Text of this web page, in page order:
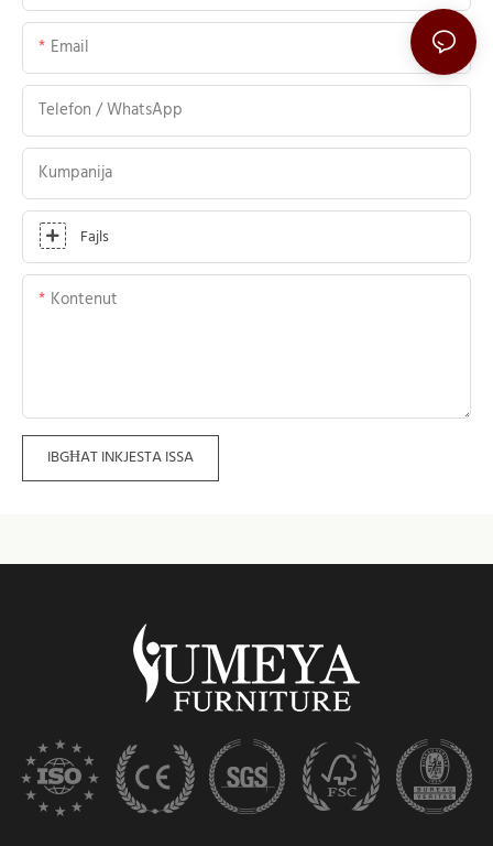
Email
Telefon / WhatsApp
Kumpanija
Fajls
Kontenut
IBGĦAT INKJESTA ISSA